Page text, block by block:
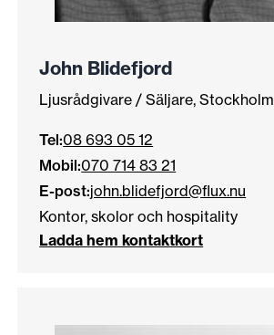
John Blidefjord
Ljusrådgivare / Säljare, Stockholm
Tel:08 693 05 12
Mobil:070 714 83 21
E-post:john.blidefjord@flux.nu
Kontor, skolor och hospitality
Ladda hem kontaktkort